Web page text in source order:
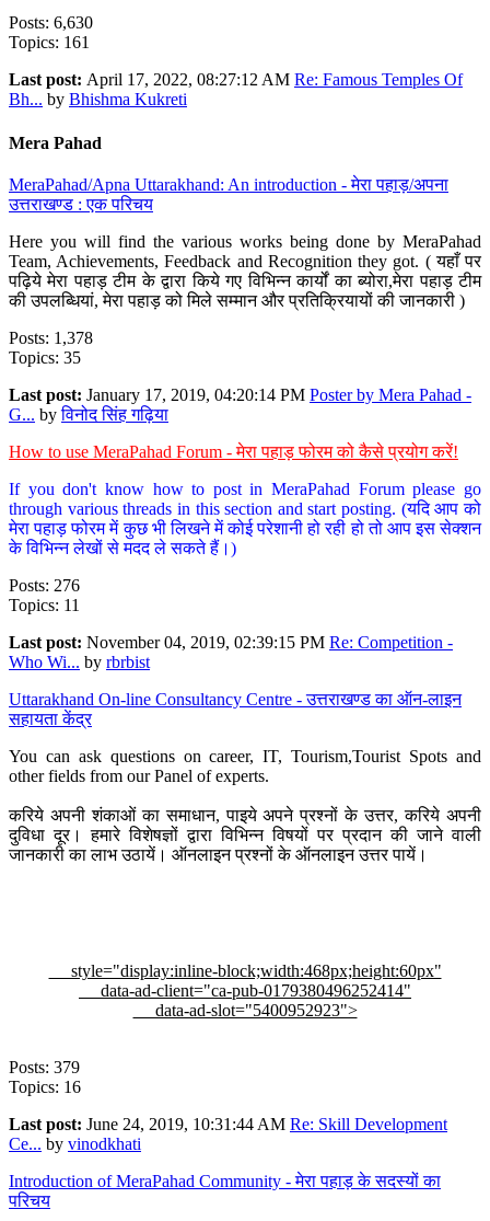
Posts: 6,630
Topics: 161
Last post: April 17, 2022, 08:27:12 AM Re: Famous Temples Of
Bh... by Bhishma Kukreti
Mera Pahad
MeraPahad/Apna Uttarakhand: An introduction - मेरा पहाड़/अपना
उत्तराखण्ड : एक परिचय
Here you will find the various works being done by MeraPahad
Team, Achievements, Feedback and Recognition they got. ( यहाँ पर
पढ़िये मेरा पहाड़ टीम के द्वारा किये गए विभिन्न कार्यों का ब्योरा,मेरा पहाड़ टीम
की उपलब्धियां, मेरा पहाड़ को मिले सम्मान और प्रतिक्रियायों की जानकारी )
Posts: 1,378
Topics: 35
Last post: January 17, 2019, 04:20:14 PM Poster by Mera Pahad -
G... byविनोद सिंह गढ़िया
How to use MeraPahad Forum - मेरा पहाड़ फोरम को कैसे प्रयोग करें!
If you don't know how to post in MeraPahad Forum please go
through various threads in this section and start posting. (यदि आप को
मेरा पहाड़ फोरम में कुछ भी लिखने में कोई परेशानी हो रही हो तो आप इस सेक्शन
के विभिन्न लेखों से मदद ले सकते हैं।)
Posts: 276
Topics: 11
Last post: November 04, 2019, 02:39:15 PM Re: Competition -
Who Wi... by rbrbist
Uttarakhand On-line Consultancy Centre - उत्तराखण्ड का ऑन-लाइन
सहायता केंद्र
You can ask questions on career, IT, Tourism,Tourist Spots and
other fields from our Panel of experts.
करिये अपनी शंकाओं का समाधान, पाइये अपने प्रश्नों के उत्तर, करिये अपनी
दुविधा दूर। हमारे विशेषज्ञों द्वारा विभिन्न विषयों पर प्रदान की जाने वाली
जानकारी का लाभ उठायें। ऑनलाइन प्रश्नों के ऑनलाइन उत्तर पायें।
style="display:inline-block;width:468px;height:60px"
data-ad-client="ca-pub-0179380496252414"
data-ad-slot="5400952923">
Posts: 379
Topics: 16
Last post: June 24, 2019, 10:31:44 AM Re: Skill Development
Ce... by vinodkhati
Introduction of MeraPahad Community - मेरा पहाड़ के सदस्यों का
परिचय